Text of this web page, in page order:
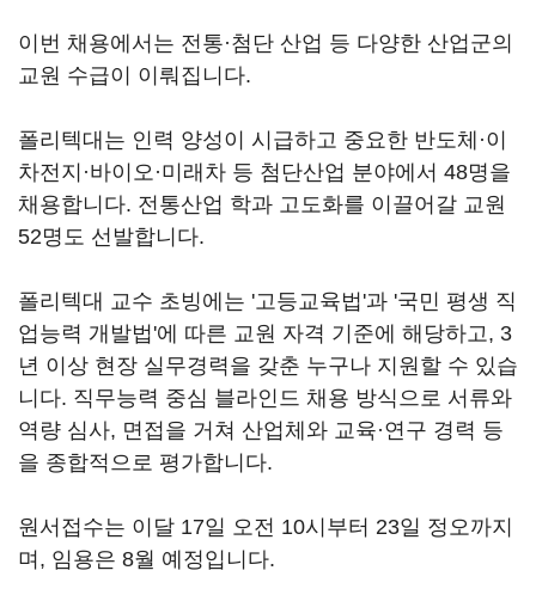
이번 채용에서는 전통·첨단 산업 등 다양한 산업군의
교원 수급이 이뤄집니다.
폴리텍대는 인력 양성이 시급하고 중요한 반도체·이
차전지·바이오·미래차 등 첨단산업 분야에서 48명을
채용합니다. 전통산업 학과 고도화를 이끌어갈 교원
52명도 선발합니다.
폴리텍대 교수 초빙에는 '고등교육법'과 '국민 평생 직
업능력 개발법'에 따른 교원 자격 기준에 해당하고, 3
년 이상 현장 실무경력을 갖춘 누구나 지원할 수 있습
니다. 직무능력 중심 블라인드 채용 방식으로 서류와
역량 심사, 면접을 거쳐 산업체와 교육·연구 경력 등
을 종합적으로 평가합니다.
원서접수는 이달 17일 오전 10시부터 23일 정오까지
며, 임용은 8월 예정입니다.